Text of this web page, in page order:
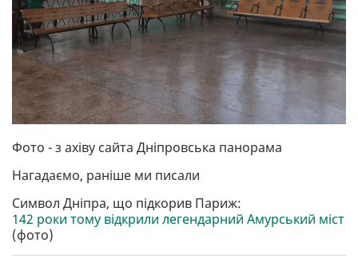
Фото - з ахіву сайта Дніпровська панорама
Нагадаємо, раніше ми писали
Символ Дніпра, що підкорив Париж:
142 роки тому відкрили легендарний Амурський міст
(фото)